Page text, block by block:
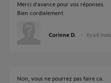
Merci d'avance pour vos réponses.
Bien cordialement
Corinne D. il y a 6 mois
Non, vous ne pourrez pas faire ca.